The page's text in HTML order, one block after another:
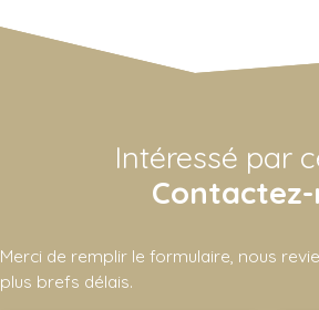
Intéressé par
Merci de remplir le formulaire, nous
plus brefs délais.